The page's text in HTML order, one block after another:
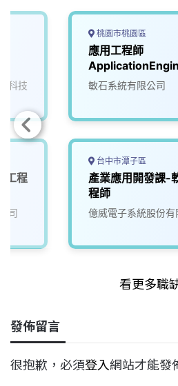
科技
工程
司
桃園市桃園區
應用工程師
敏石系統有限公司
台中市潭子區
產業應用開發課-
程師
億威電子系統股份有
看更多職
發佈留言
很抱歉，必須登入網站才能發